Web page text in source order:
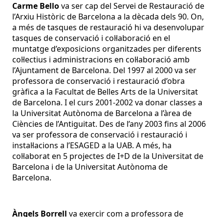
Carme Bellova ser cap del Servei de Restauració de
l’Arxiu Històric de Barcelona a la dècada dels 90. On,
a més de tasques de restauració hi va desenvolupar
tasques de conservació i col·laboració en el
muntatge d’exposicions organitzades per diferents
col·lectius i administracions en col·laboració amb
l’Ajuntament de Barcelona. Del 1997 al 2000 va ser
professora de conservació i restauració d’obra
gràfica a la Facultat de Belles Arts de la Universitat
de Barcelona. I el curs 2001-2002 va donar classes a
la Universitat Autònoma de Barcelona a l’àrea de
Ciències de l’Antiguitat. Des de l’any 2003 fins al 2006
va ser professora de conservació i restauració i
instal·lacions a l’ESAGED a la UAB. A més, ha
col·laborat en 5 projectes de I+D de la Universitat de
Barcelona i de la Universitat Autònoma de
Barcelona.
Àngels Borrell va exercir com a professora de